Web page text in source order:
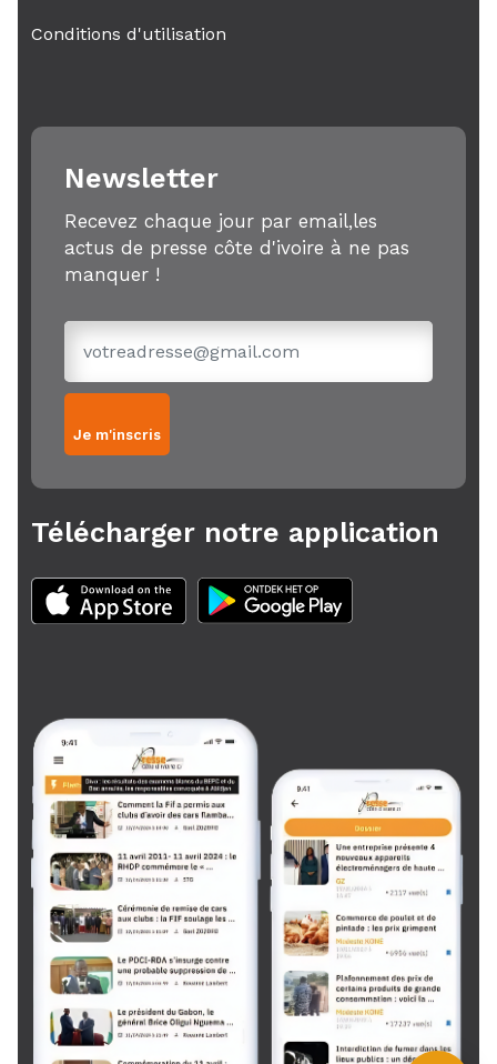
Conditions d'utilisation
Newsletter
Recevez chaque jour par email,les
actus de presse côte d'ivoire à ne pas
manquer !
Je m'inscris
Télécharger notre application